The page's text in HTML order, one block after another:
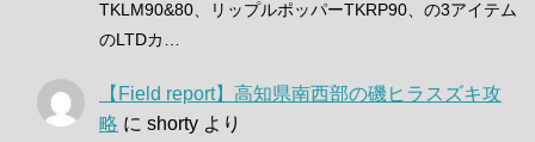
TKLM90&80、リップルポッパーTKRP90、の3アイテム
のLTDカ…
【Field report】高知県南西部の磯ヒラスズキ攻
略 に shorty より